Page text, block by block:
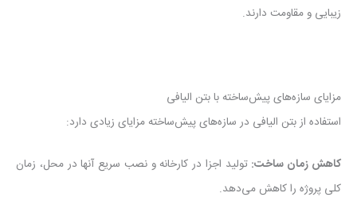
زیبایی و مقاومت دارند.
مزایای سازه‌های پیش‌ساخته با بتن الیافی
استفاده از بتن الیافی در سازه‌های پیش‌ساخته مزایای زیادی دارد:
کاهش زمان ساخت: تولید اجزا در کارخانه و نصب سریع آنها در محل، زمان
کلی پروژه را کاهش می‌دهد.